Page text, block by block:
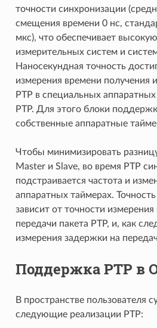
точности синхронизации
смещения времени 0 нс,
мкс), что обеспечивает
измерительных систем и
Наносекундная точность
измерения времени получения
PTP в специальных
PTP. Для этого блоки
собственные аппаратные
Чтобы минимизировать
Master и Slave, во время PTP
подстраивается частота и
аппаратных таймерах.
зависит от точности
передачи пакета PTP, и, как
измерения задержки на
Поддержка PTP в
В пространстве пользователя
следующие реализации PTP: